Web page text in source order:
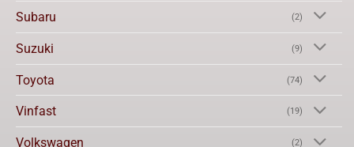
Subaru (2)
Suzuki (9)
Toyota (74)
Vinfast (19)
Volkswagen (2)